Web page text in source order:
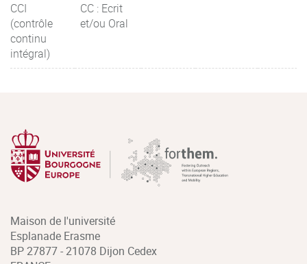
CCI
(contrôle
continu
intégral)
CC : Ecrit
et/ou Oral
Maison de l'université
Esplanade Erasme
BP 27877 - 21078 Dijon Cedex